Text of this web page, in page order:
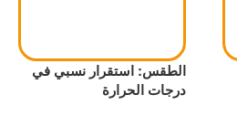
الطقس: استقرار نسبي في
درجات الحرارة